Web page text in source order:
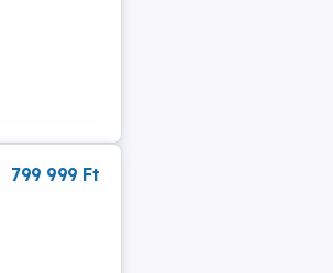
799 999 Ft